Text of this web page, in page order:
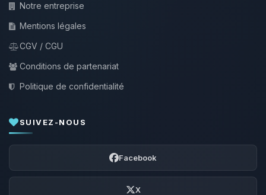
Notre entreprise
Mentions légales
CGV / CGU
Conditions de partenariat
Politique de confidentialité
SUIVEZ-NOUS
Facebook
X